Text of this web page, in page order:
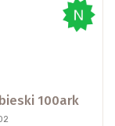
100ark